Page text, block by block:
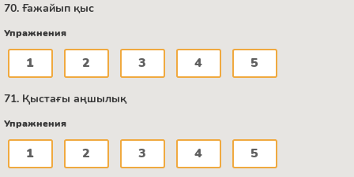
70. Ғажайып қыс
Упражнения
1 2 3 4 5
71. Қыстағы аңшылық
Упражнения
1 2 3 4 5